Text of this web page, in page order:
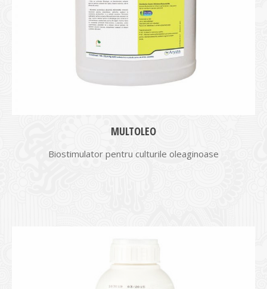
MULTOLEO
Biostimulator pentru culturile oleaginoase